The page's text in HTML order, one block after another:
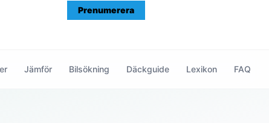
Prenumerera
Jämför Bilsökning Däckguide Lexikon FAQ